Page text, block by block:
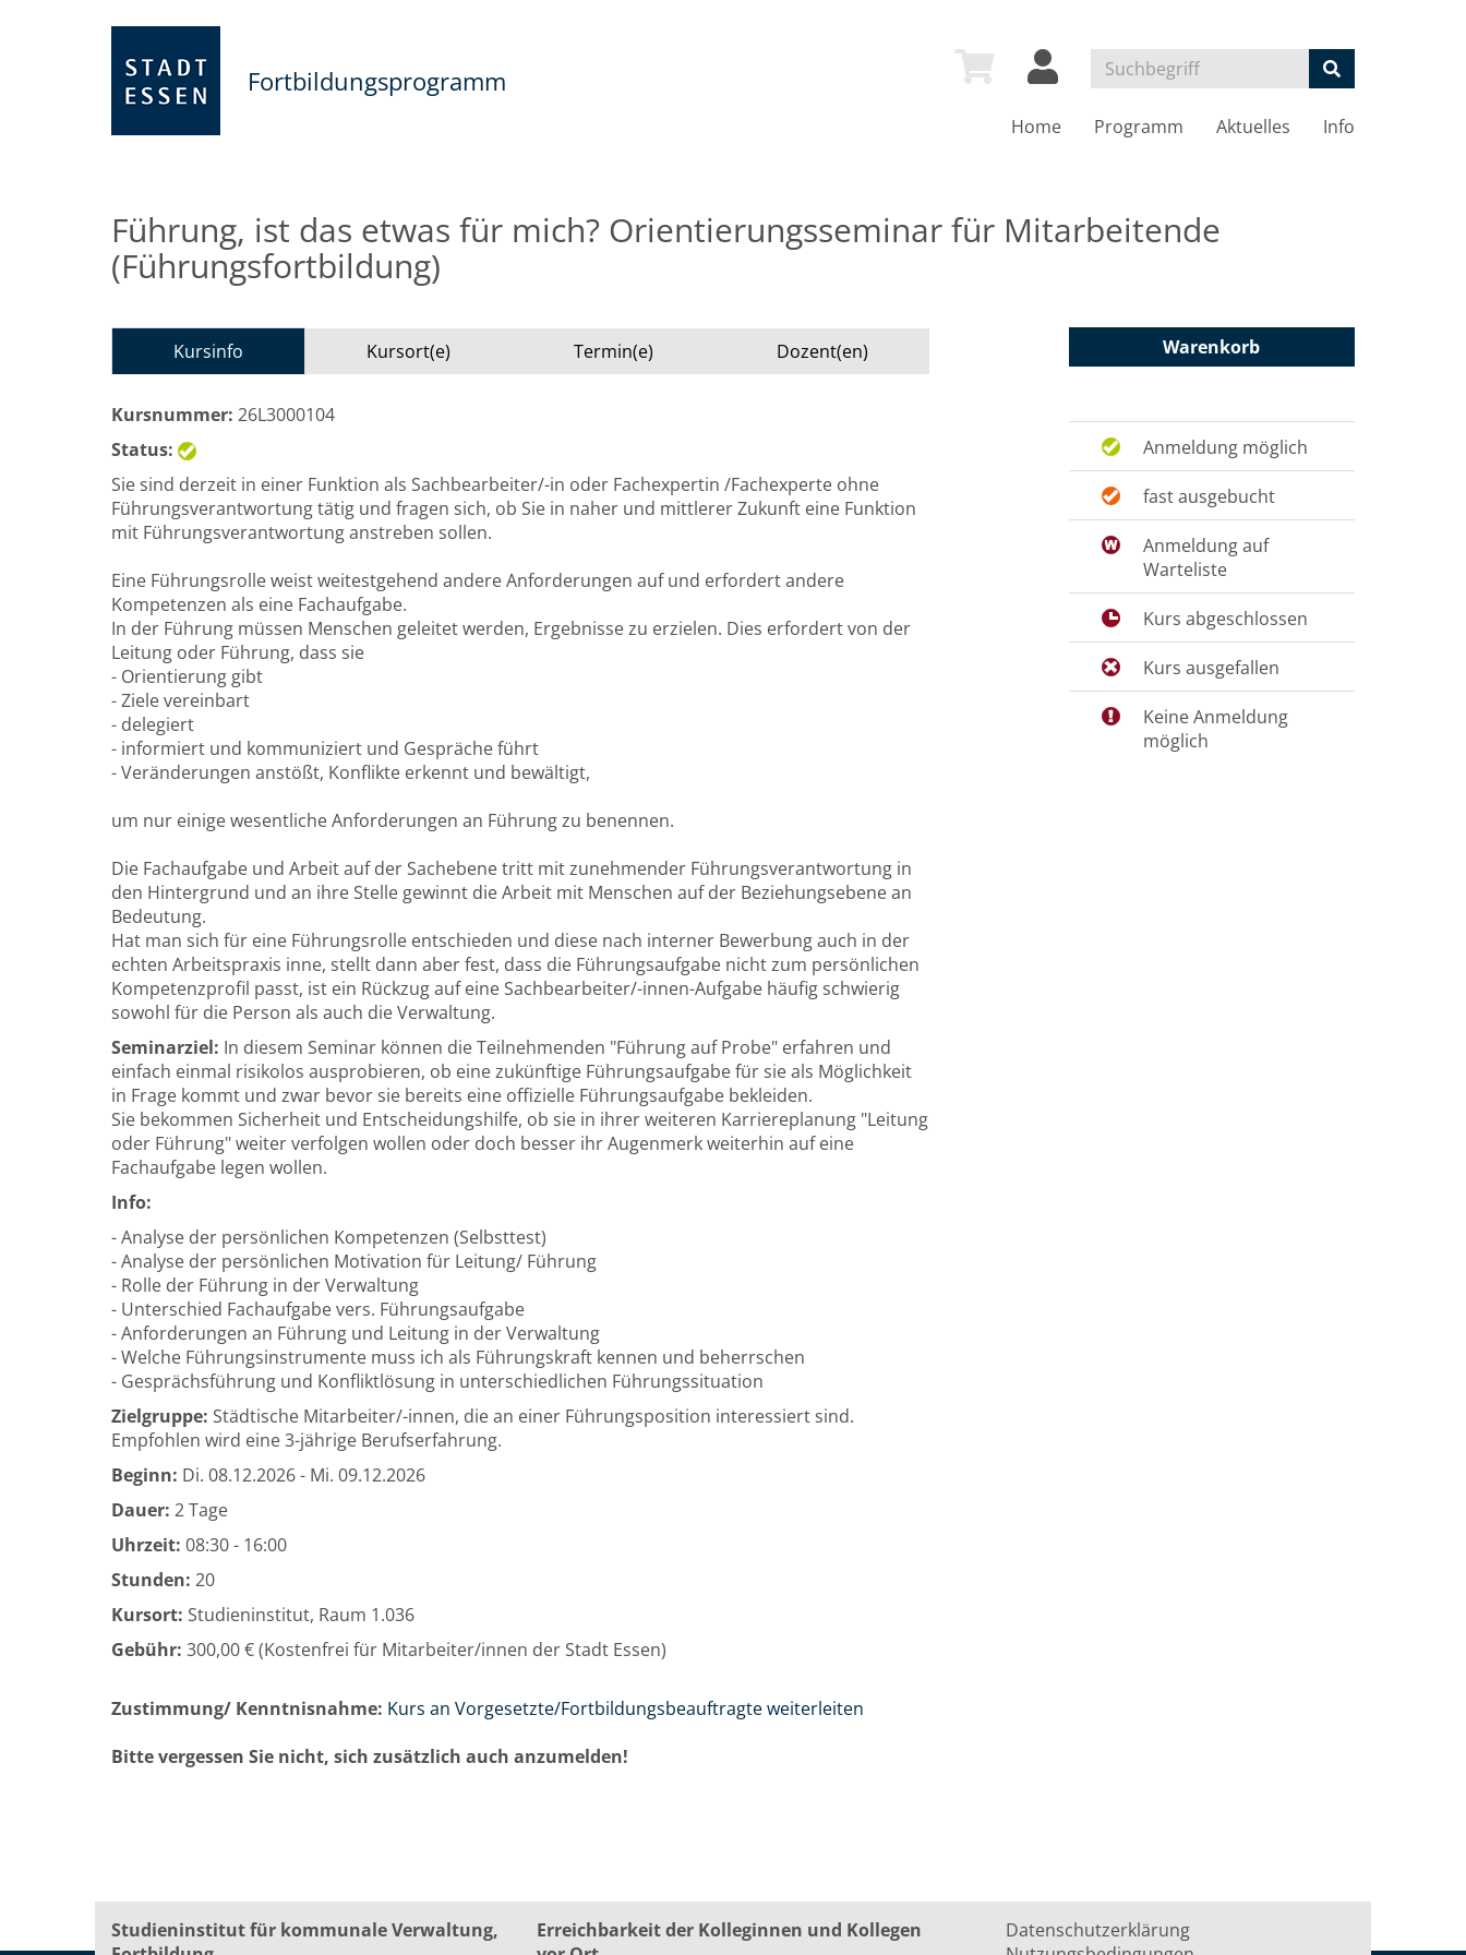
Fortbildungsprogramm
Home Programm Aktuelles Info
Führung, ist das etwas für mich? Orientierungsseminar für Mitarbeitende
(Führungsfortbildung)
Kursinfo Kursort(e) Termin(e) Dozent(en)
Kursnummer: 26L3000104
Status:
Sie sind derzeit in einer Funktion als Sachbearbeiter/-in oder Fachexpertin /Fachexperte ohne
Führungsverantwortung tätig und fragen sich, ob Sie in naher und mittlerer Zukunft eine Funktion
mit Führungsverantwortung anstreben sollen.
Eine Führungsrolle weist weitestgehend andere Anforderungen auf und erfordert andere
Kompetenzen als eine Fachaufgabe.
In der Führung müssen Menschen geleitet werden, Ergebnisse zu erzielen. Dies erfordert von der
Leitung oder Führung, dass sie
- Orientierung gibt
- Ziele vereinbart
- delegiert
- informiert und kommuniziert und Gespräche führt
- Veränderungen anstößt, Konflikte erkennt und bewältigt,
um nur einige wesentliche Anforderungen an Führung zu benennen.
Die Fachaufgabe und Arbeit auf der Sachebene tritt mit zunehmender Führungsverantwortung in
den Hintergrund und an ihre Stelle gewinnt die Arbeit mit Menschen auf der Beziehungsebene an
Bedeutung.
Hat man sich für eine Führungsrolle entschieden und diese nach interner Bewerbung auch in der
echten Arbeitspraxis inne, stellt dann aber fest, dass die Führungsaufgabe nicht zum persönlichen
Kompetenzprofil passt, ist ein Rückzug auf eine Sachbearbeiter/-innen-Aufgabe häufig schwierig
sowohl für die Person als auch die Verwaltung.
Seminarziel: In diesem Seminar können die Teilnehmenden "Führung auf Probe" erfahren und
einfach einmal risikolos ausprobieren, ob eine zukünftige Führungsaufgabe für sie als Möglichkeit
in Frage kommt und zwar bevor sie bereits eine offizielle Führungsaufgabe bekleiden.
Sie bekommen Sicherheit und Entscheidungshilfe, ob sie in ihrer weiteren Karriereplanung "Leitung
oder Führung" weiter verfolgen wollen oder doch besser ihr Augenmerk weiterhin auf eine
Fachaufgabe legen wollen.
Info:
- Analyse der persönlichen Kompetenzen (Selbsttest)
- Analyse der persönlichen Motivation für Leitung/ Führung
- Rolle der Führung in der Verwaltung
- Unterschied Fachaufgabe vers. Führungsaufgabe
- Anforderungen an Führung und Leitung in der Verwaltung
- Welche Führungsinstrumente muss ich als Führungskraft kennen und beherrschen
- Gesprächsführung und Konfliktlösung in unterschiedlichen Führungssituation
Zielgruppe: Städtische Mitarbeiter/-innen, die an einer Führungsposition interessiert sind.
Empfohlen wird eine 3-jährige Berufserfahrung.
Beginn: Di. 08.12.2026 - Mi. 09.12.2026
Dauer: 2 Tage
Uhrzeit: 08:30 - 16:00
Stunden: 20
Kursort: Studieninstitut, Raum 1.036
Gebühr: 300,00 € (Kostenfrei für Mitarbeiter/innen der Stadt Essen)
Zustimmung/ Kenntnisnahme: Kurs an Vorgesetzte/Fortbildungsbeauftragte weiterleiten
Bitte vergessen Sie nicht, sich zusätzlich auch anzumelden!
Warenkorb
Anmeldung möglich
fast ausgebucht
Anmeldung auf
Warteliste
Kurs abgeschlossen
Kurs ausgefallen
Keine Anmeldung
möglich
Studieninstitut für kommunale Verwaltung,
Erreichbarkeit der Kolleginnen und Kollegen
Datenschutzerklärung